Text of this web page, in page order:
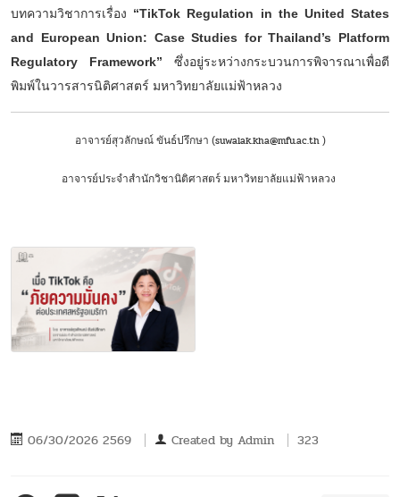
บทความวิชาการเรื่อง “TikTok Regulation in the United States
and European Union: Case Studies for Thailand’s Platform
Regulatory Framework” ซึ่งอยู่ระหว่างกระบวนการพิจารณาเพื่อตี
พิมพ์ในวารสารนิติศาสตร์ มหาวิทยาลัยแม่ฟ้าหลวง
อาจารย์สุวลักษณ์ ขันธ์ปรึกษา (suwalak.kha@mfu.ac.th )
อาจารย์ประจำสำนักวิชานิติศาสตร์ มหาวิทยาลัยแม่ฟ้าหลวง
06/30/2026 2569 Created by Admin 323